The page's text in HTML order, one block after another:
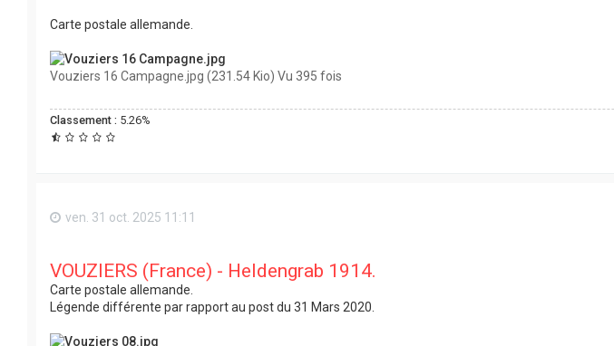
Carte postale allemande.
Vouziers 16 Campagne.jpg (231.54 Kio) Vu 395 fois
Classement : 5.26%
ven. 31 oct. 2025 11:11
VOUZIERS (France) - Heldengrab 1914.
Carte postale allemande.
Légende différente par rapport au post du 31 Mars 2020.